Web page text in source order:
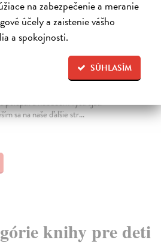
na zabezpečenie a meranie
účely a zaistenie vášho
a spokojnosti.
SÚHLASÍM
v materskej
polepšil a nebudem vystrájať.
sa na naše ďalšie str...
knihy pre deti